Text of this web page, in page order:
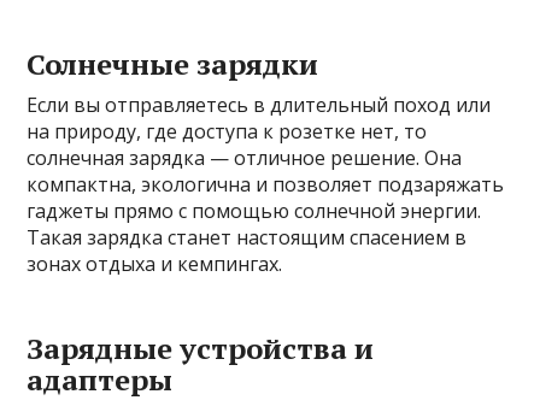
Солнечные зарядки
Если вы отправляетесь в длительный поход или
на природу, где доступа к розетке нет, то
солнечная зарядка — отличное решение. Она
компактна, экологична и позволяет подзаряжать
гаджеты прямо с помощью солнечной энергии.
Такая зарядка станет настоящим спасением в
зонах отдыха и кемпингах.
Зарядные устройства и
адаптеры